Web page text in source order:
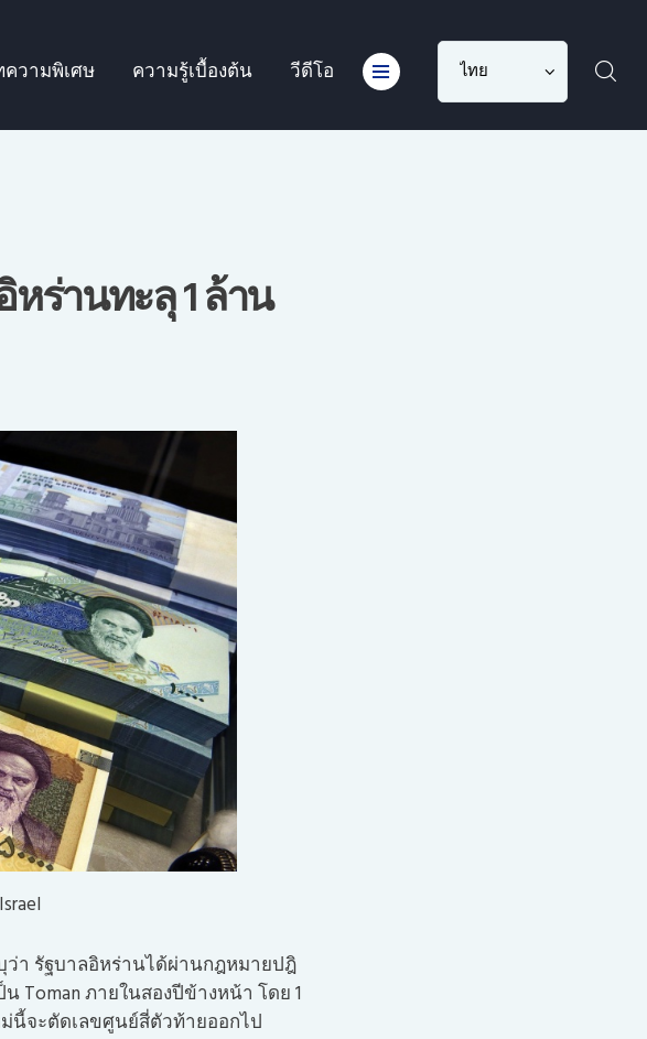
วามพิเศษ ความรู้เบื้องต้น วีดีโอ
Choose
ร่านทะลุ 1 ล้าน
ว่า รัฐบาลอิหร่านได้ผ่านกฎหมายปฎิ
Toman ภายในสองปีข้างหน้า โดย 1
ม่นี้จะตัดเลขศูนย์สี่ตัวท้ายออกไป